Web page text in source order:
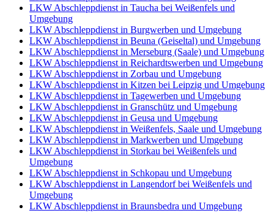
LKW Abschleppdienst in Taucha bei Weißenfels und
Umgebung
LKW Abschleppdienst in Burgwerben und Umgebung
LKW Abschleppdienst in Beuna (Geiseltal) und Umgebung
LKW Abschleppdienst in Merseburg (Saale) und Umgebung
LKW Abschleppdienst in Reichardtswerben und Umgebung
LKW Abschleppdienst in Zorbau und Umgebung
LKW Abschleppdienst in Kitzen bei Leipzig und Umgebung
LKW Abschleppdienst in Tagewerben und Umgebung
LKW Abschleppdienst in Granschütz und Umgebung
LKW Abschleppdienst in Geusa und Umgebung
LKW Abschleppdienst in Weißenfels, Saale und Umgebung
LKW Abschleppdienst in Markwerben und Umgebung
LKW Abschleppdienst in Storkau bei Weißenfels und
Umgebung
LKW Abschleppdienst in Schkopau und Umgebung
LKW Abschleppdienst in Langendorf bei Weißenfels und
Umgebung
LKW Abschleppdienst in Braunsbedra und Umgebung